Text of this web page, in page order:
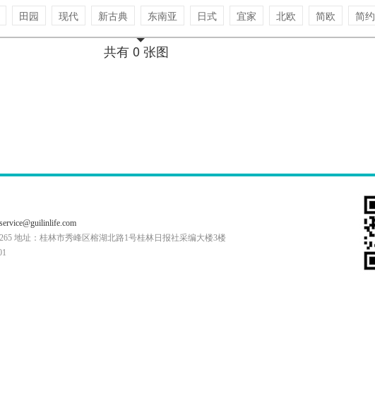
田园 现代 新古典 东南亚 日式 宜家 北欧 简欧 简约
共有 0 张图
service@guilinlife.com
地址：桂林市秀峰区榕湖北路1号桂林日报社采编大楼3楼